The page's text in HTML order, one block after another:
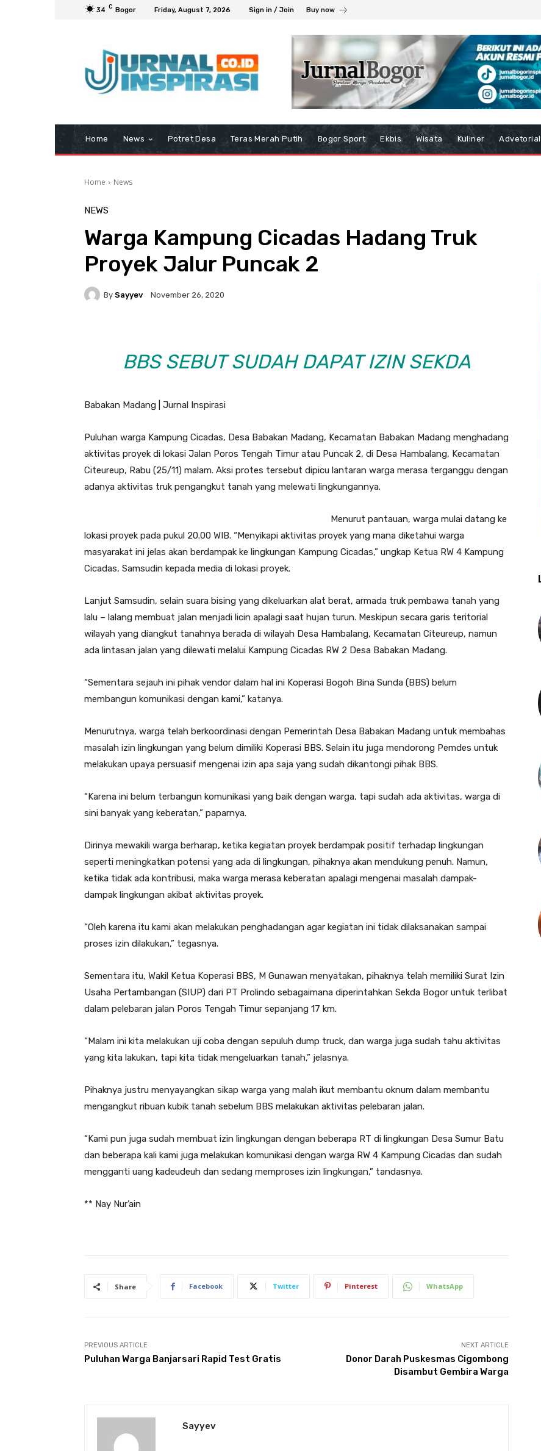
34 C Bogor Friday, August 7, 2026 Sign in / Join Buy now
Home News Potret Desa Teras Merah Putih Bogor Sport Ekbis Wisata Kuliner Advetorial
Home News
NEWS
Warga Kampung Cicadas Hadang Truk
Proyek Jalur Puncak 2
By Sayyev November 26, 2020
BBS SEBUT SUDAH DAPAT IZIN SEKDA
Babakan Madang | Jurnal Inspirasi
Puluhan warga Kampung Cicadas, Desa Babakan Madang, Kecamatan Babakan Madang menghadang
aktivitas proyek di lokasi Jalan Poros Tengah Timur atau Puncak 2, di Desa Hambalang, Kecamatan
Citeureup, Rabu (25/11) malam. Aksi protes tersebut dipicu lantaran warga merasa terganggu dengan
adanya aktivitas truk pengangkut tanah yang melewati lingkungannya.
Menurut pantauan, warga mulai datang ke
lokasi proyek pada pukul 20.00 WIB. “Menyikapi aktivitas proyek yang mana diketahui warga
masyarakat ini jelas akan berdampak ke lingkungan Kampung Cicadas,” ungkap Ketua RW 4 Kampung
Cicadas, Samsudin kepada media di lokasi proyek.
Lanjut Samsudin, selain suara bising yang dikeluarkan alat berat, armada truk pembawa tanah yang
lalu – lalang membuat jalan menjadi licin apalagi saat hujan turun. Meskipun secara garis teritorial
wilayah yang diangkut tanahnya berada di wilayah Desa Hambalang, Kecamatan Citeureup, namun
ada lintasan jalan yang dilewati melalui Kampung Cicadas RW 2 Desa Babakan Madang.
“Sementara sejauh ini pihak vendor dalam hal ini Koperasi Bogoh Bina Sunda (BBS) belum
membangun komunikasi dengan kami,” katanya.
Menurutnya, warga telah berkoordinasi dengan Pemerintah Desa Babakan Madang untuk membahas
masalah izin lingkungan yang belum dimiliki Koperasi BBS. Selain itu juga mendorong Pemdes untuk
melakukan upaya persuasif mengenai izin apa saja yang sudah dikantongi pihak BBS.
“Karena ini belum terbangun komunikasi yang baik dengan warga, tapi sudah ada aktivitas, warga di
sini banyak yang keberatan,” paparnya.
Dirinya mewakili warga berharap, ketika kegiatan proyek berdampak positif terhadap lingkungan
seperti meningkatkan potensi yang ada di lingkungan, pihaknya akan mendukung penuh. Namun,
ketika tidak ada kontribusi, maka warga merasa keberatan apalagi mengenai masalah dampak-
dampak lingkungan akibat aktivitas proyek.
“Oleh karena itu kami akan melakukan penghadangan agar kegiatan ini tidak dilaksanakan sampai
proses izin dilakukan,” tegasnya.
Sementara itu, Wakil Ketua Koperasi BBS, M Gunawan menyatakan, pihaknya telah memiliki Surat Izin
Usaha Pertambangan (SIUP) dari PT Prolindo sebagaimana diperintahkan Sekda Bogor untuk terlibat
dalam pelebaran jalan Poros Tengah Timur sepanjang 17 km.
“Malam ini kita melakukan uji coba dengan sepuluh dump truck, dan warga juga sudah tahu aktivitas
yang kita lakukan, tapi kita tidak mengeluarkan tanah,” jelasnya.
Pihaknya justru menyayangkan sikap warga yang malah ikut membantu oknum dalam membantu
mengangkut ribuan kubik tanah sebelum BBS melakukan aktivitas pelebaran jalan.
“Kami pun juga sudah membuat izin lingkungan dengan beberapa RT di lingkungan Desa Sumur Batu
dan beberapa kali kami juga melakukan komunikasi dengan warga RW 4 Kampung Cicadas dan sudah
mengganti uang kadeudeuh dan sedang memproses izin lingkungan,” tandasnya.
** Nay Nur’ain
Share Facebook Twitter Pinterest WhatsApp
PREVIOUS ARTICLE
Puluhan Warga Banjarsari Rapid Test Gratis
NEXT ARTICLE
Donor Darah Puskesmas Cigombong
Disambut Gembira Warga
Sayyev